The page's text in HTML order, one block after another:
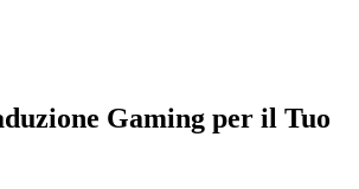
Gaming per il Tuo